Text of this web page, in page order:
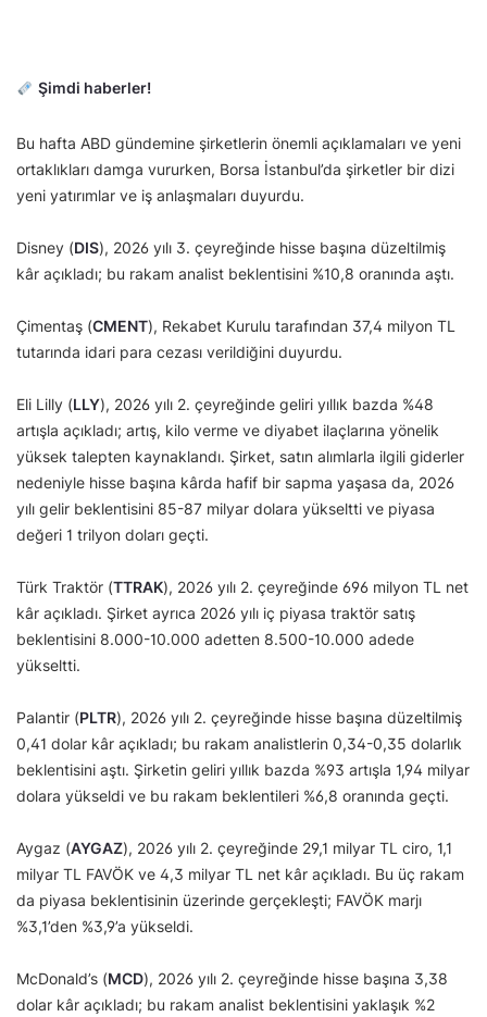
Şimdi haberler!
Bu hafta ABD gündemine şirketlerin önemli açıklamaları ve yeni
ortaklıkları damga vururken, Borsa İstanbul’da şirketler bir dizi
yeni yatırımlar ve iş anlaşmaları duyurdu.
Disney (DIS), 2026 yılı 3. çeyreğinde hisse başına düzeltilmiş
kâr açıkladı; bu rakam analist beklentisini %10,8 oranında aştı.
Çimentaş (CMENT), Rekabet Kurulu tarafından 37,4 milyon TL
tutarında idari para cezası verildiğini duyurdu.
Eli Lilly (LLY), 2026 yılı 2. çeyreğinde geliri yıllık bazda %48
artışla açıkladı; artış, kilo verme ve diyabet ilaçlarına yönelik
yüksek talepten kaynaklandı. Şirket, satın alımlarla ilgili giderler
nedeniyle hisse başına kârda hafif bir sapma yaşasa da, 2026
yılı gelir beklentisini 85-87 milyar dolara yükseltti ve piyasa
değeri 1 trilyon doları geçti.
Türk Traktör (TTRAK), 2026 yılı 2. çeyreğinde 696 milyon TL net
kâr açıkladı. Şirket ayrıca 2026 yılı iç piyasa traktör satış
beklentisini 8.000-10.000 adetten 8.500-10.000 adede
yükseltti.
Palantir (PLTR), 2026 yılı 2. çeyreğinde hisse başına düzeltilmiş
0,41 dolar kâr açıkladı; bu rakam analistlerin 0,34-0,35 dolarlık
beklentisini aştı. Şirketin geliri yıllık bazda %93 artışla 1,94 milyar
dolara yükseldi ve bu rakam beklentileri %6,8 oranında geçti.
Aygaz (AYGAZ), 2026 yılı 2. çeyreğinde 29,1 milyar TL ciro, 1,1
milyar TL FAVÖK ve 4,3 milyar TL net kâr açıkladı. Bu üç rakam
da piyasa beklentisinin üzerinde gerçekleşti; FAVÖK marjı
%3,1’den %3,9’a yükseldi.
McDonald’s (MCD), 2026 yılı 2. çeyreğinde hisse başına 3,38
dolar kâr açıkladı; bu rakam analist beklentisini yaklaşık %2